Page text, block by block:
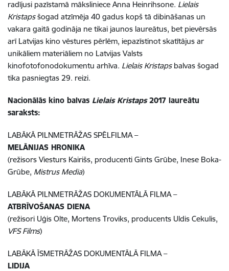
radījusi pazīstamā māksliniece Anna Heinrihsone. Lielais
Kristapsšogad atzīmēja 40 gadus kopš tā dibināšanas un
vakara gaitā godināja ne tikai jaunos laureātus, bet pievērsās
arī Latvijas kino vēstures pērlēm, iepazīstinot skatītājus ar
unikāliem materiāliem no Latvijas Valsts
kinofotofonodokumentu arhīva. Lielais Kristapsbalvas šogad
tika pasniegtas 29. reizi.
Nacionālās kino balvas Lielais Kristaps2017 laureātu
saraksts:
LABĀKĀ PILNMETRĀŽAS SPĒLFILMA –
MELĀNIJAS HRONIKA
(režisors Viesturs Kairišs, producenti Gints Grūbe, Inese Boka-
Grūbe, Mistrus Media)
LABĀKĀ PILNMETRĀŽAS DOKUMENTĀLĀ FILMA –
ATBRĪVOŠANAS DIENA
(režisori Uģis Olte, Mortens Troviks, producents Uldis Cekulis,
VFS Films)
LABĀKĀ ĪSMETRĀŽAS DOKUMENTĀLĀ FILMA –
LIDIJA